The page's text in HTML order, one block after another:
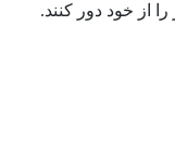
از خود دور کنند.